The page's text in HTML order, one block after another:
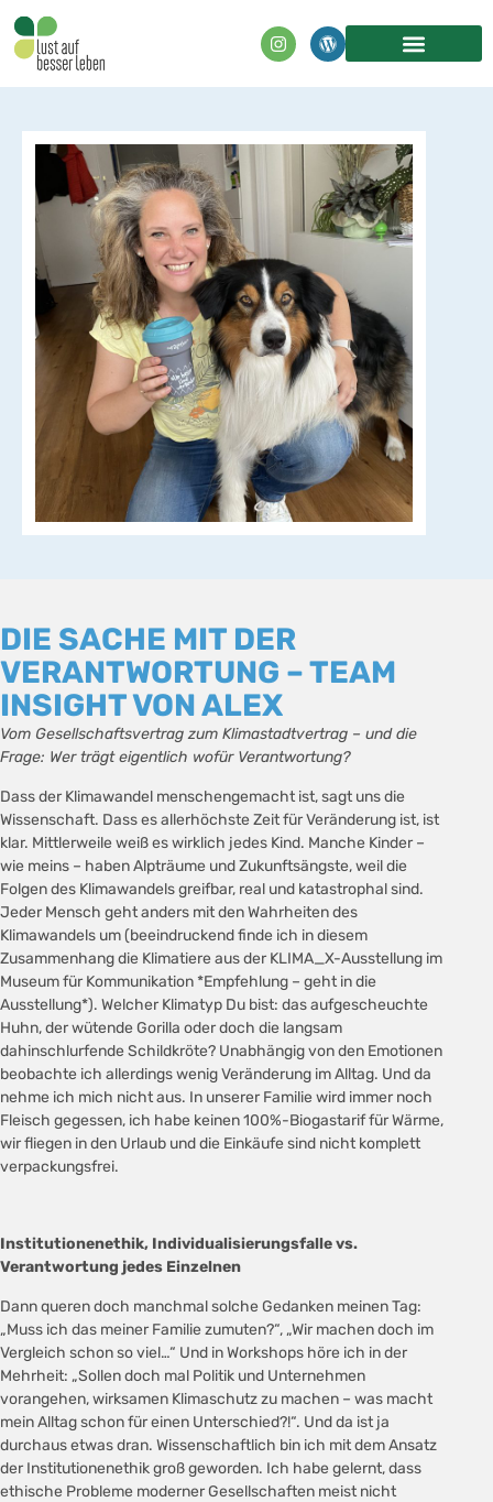
DIE SACHE MIT DER
VERANTWORTUNG – TEAM
INSIGHT VON ALEX
Vom Gesellschaftsvertrag zum Klimastadtvertrag – und die
Frage: Wer trägt eigentlich wofür Verantwortung?
Dass der Klimawandel menschengemacht ist, sagt uns die
Wissenschaft. Dass es allerhöchste Zeit für Veränderung ist, ist
klar. Mittlerweile weiß es wirklich jedes Kind. Manche Kinder –
wie meins – haben Alpträume und Zukunftsängste, weil die
Folgen des Klimawandels greifbar, real und katastrophal sind.
Jeder Mensch geht anders mit den Wahrheiten des
Klimawandels um (beeindruckend finde ich in diesem
Zusammenhang die Klimatiere aus der KLIMA_X-Ausstellung im
Museum für Kommunikation *Empfehlung – geht in die
Ausstellung*). Welcher Klimatyp Du bist: das aufgescheuchte
Huhn, der wütende Gorilla oder doch die langsam
dahinschlurfende Schildkröte? Unabhängig von den Emotionen
beobachte ich allerdings wenig Veränderung im Alltag. Und da
nehme ich mich nicht aus. In unserer Familie wird immer noch
Fleisch gegessen, ich habe keinen 100%-Biogastarif für Wärme,
wir fliegen in den Urlaub und die Einkäufe sind nicht komplett
verpackungsfrei.
Institutionenethik, Individualisierungsfalle vs.
Verantwortung jedes Einzelnen
Dann queren doch manchmal solche Gedanken meinen Tag:
„Muss ich das meiner Familie zumuten?“, „Wir machen doch im
Vergleich schon so viel…“ Und in Workshops höre ich in der
Mehrheit: „Sollen doch mal Politik und Unternehmen
vorangehen, wirksamen Klimaschutz zu machen – was macht
mein Alltag schon für einen Unterschied?!“. Und da ist ja
durchaus etwas dran. Wissenschaftlich bin ich mit dem Ansatz
der Institutionenethik groß geworden. Ich habe gelernt, dass
ethische Probleme moderner Gesellschaften meist nicht